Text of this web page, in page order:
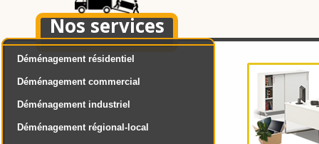
Déménagement résidentiel
Déménagement commercial
Déménagement industriel
Déménagement régional-local
Nos services